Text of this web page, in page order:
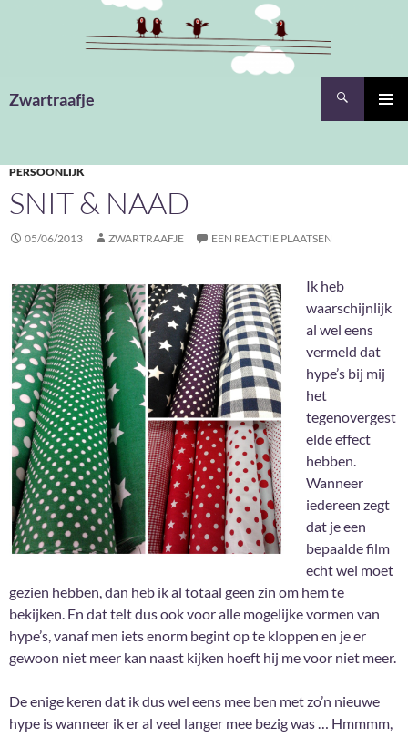
Zwartraafje
PERSOONLIJK
SNIT & NAAD
05/06/2013 ZWARTRAAFJE EEN REACTIE PLAATSEN
Ik heb
waarschijnlijk
al wel eens
vermeld dat
hype’s bij mij
het
tegenovergest
elde effect
hebben.
Wanneer
iedereen zegt
dat je een
bepaalde film
echt wel moet
gezien hebben, dan heb ik al totaal geen zin om hem te
bekijken. En dat telt dus ook voor alle mogelijke vormen van
hype’s, vanaf men iets enorm begint op te kloppen en je er
gewoon niet meer kan naast kijken hoeft hij me voor niet meer.
De enige keren dat ik dus wel eens mee ben met zo’n nieuwe
hype is wanneer ik er al veel langer mee bezig was … Hmmmm,